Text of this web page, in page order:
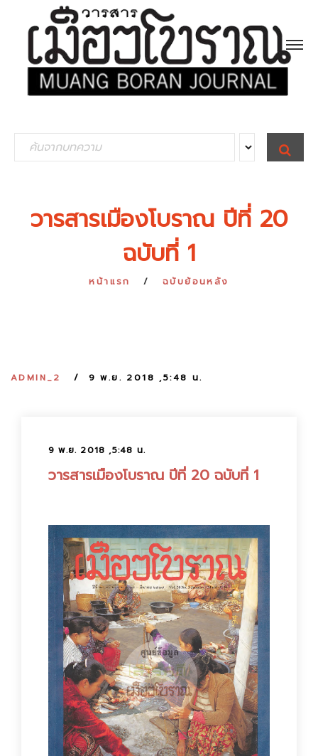
e
S
E
A
วารสารเมืองโบราณ ปีที่ 20
ฉบับที่ 1
หน้าแรก ฉบับย้อนหลัง
ADMIN_2 9 พ.ย. 2018 ,5:48 น.
9 พ.ย. 2018 ,5:48 น.
วารสารเมืองโบราณ ปีที่ 20 ฉบับที่ 1